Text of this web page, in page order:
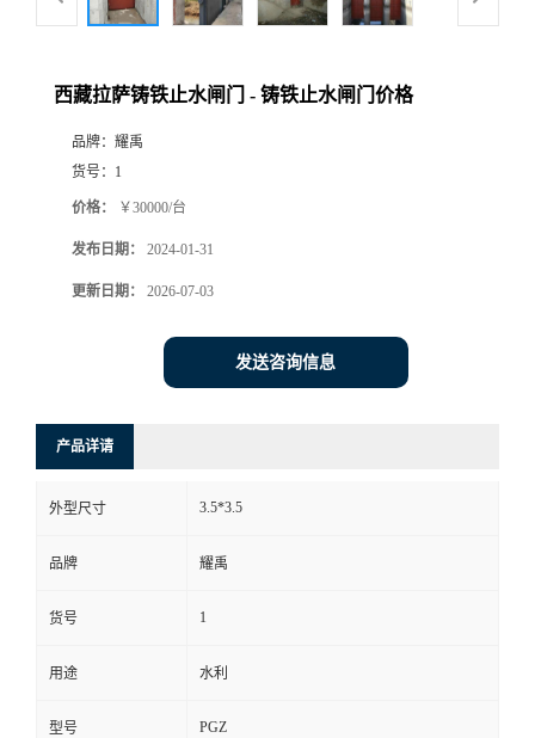
西藏拉萨铸铁止水闸门 - 铸铁止水闸门价格
品牌： 耀禹
货号： 1
价格： ￥30000/台
发布日期： 2024-01-31
更新日期： 2026-07-03
发送咨询信息
产品详请
外型尺寸 3.5*3.5
品牌 耀禹
货号 1
用途 水利
型号 PGZ